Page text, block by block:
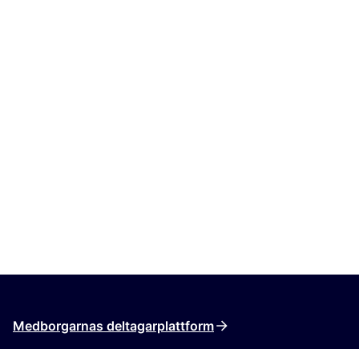
Medborgarnas deltagarplattform